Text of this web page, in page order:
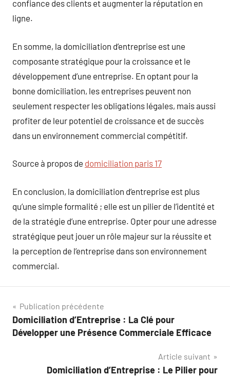
confiance des clients et augmenter la réputation en
ligne.
En somme, la domiciliation d’entreprise est une
composante stratégique pour la croissance et le
développement d’une entreprise. En optant pour la
bonne domiciliation, les entreprises peuvent non
seulement respecter les obligations légales, mais aussi
profiter de leur potentiel de croissance et de succès
dans un environnement commercial compétitif.
Source à propos de domiciliation paris 17
En conclusion, la domiciliation d’entreprise est plus
qu’une simple formalité ; elle est un pilier de l’identité et
de la stratégie d’une entreprise. Opter pour une adresse
stratégique peut jouer un rôle majeur sur la réussite et
la perception de l’entreprise dans son environnement
commercial.
Navigation
de
Publication précédente
Domiciliation d’Entreprise : La Clé pour
Développer une Présence Commerciale Efficace
Article suivant
Domiciliation d’Entreprise : Le Pilier pour